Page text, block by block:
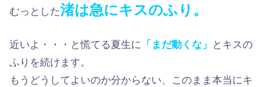
むっとした渚は急にキスのふり。
近いよ・・・と慌てる夏生に 「まだ動くな」
とキスの
ふりを続けます。
もうどうしてよいのか分からない、このまま本当にキ